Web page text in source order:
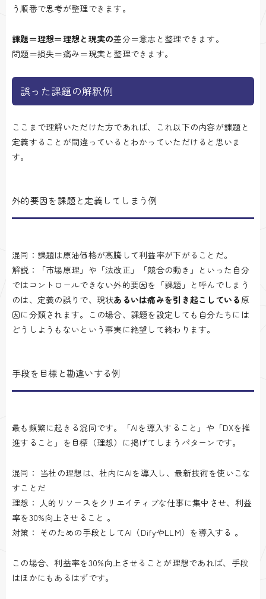
う順番で思考が整理できます。
課題＝理想＝理想と現実の差分＝意志と整理できます。
問題＝損失＝痛み＝現実と整理できます。
誤った課題の解釈例
ここまで理解いただけた方であれば、これ以下の内容が課題と
定義することが間違っているとわかっていただけると思いま
す。
外的要因を課題と定義してしまう例
混同：課題は原油価格が高騰して利益率が下がることだ。
解説：「市場原理」や「法改正」「競合の動き」といった自分
ではコントロールできない外的要因を「課題」と呼んでしまう
のは、定義の誤りで、現状あるいは痛みを引き起こしている 原
因に分類されます。この場合、課題を設定しても自分たちには
どうしようもないという事実に絶望して終わります。
手段を目標と勘違いする例
最も頻繁に起きる混同です。「AIを導入すること」や「DXを推
進すること」を目標（理想）に掲げてしまうパターンです。
混同： 当社の理想は、社内にAIを導入し、最新技術を使いこな
すことだ
理想： 人的リソースをクリエイティブな仕事に集中させ、利益
率を30%向上させること 。
対策： そのための手段としてAI（DifyやLLM）を導入する 。
この場合、利益率を30%向上させることが理想であれば、手段
はほかにもあるはずです。